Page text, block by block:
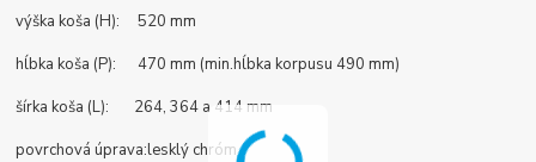
výška koša (H): 520 mm
hĺbka koša (P): 470 mm (min.hĺbka korpusu 490 mm)
šírka koša (L): 264, 364 a 414 mm
povrchová úprava:lesklý chróm